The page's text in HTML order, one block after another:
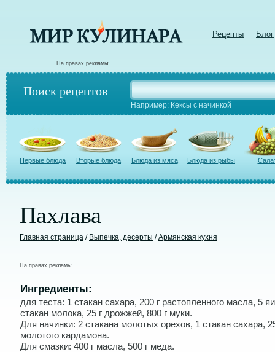
Рецепты Блог
На правах рекламы:
Поиск рецептов
Например: Кексы с начинкой
Первые блюда Вторые блюда Блюда из мяса Блюда из рыбы
Пахлава
Главная страница / Выпечка, десерты /Армянская кухня
На правах рекламы:
Ингредиенты:
для теста: 1 стакан сахара, 200 г растопленного масла, 5
стакан молока, 25 г дрожжей, 800 г муки.
Для начинки: 2 стакана молотых орехов, 1 стакан сахара,
молотого кардамона.
Для смазки: 400 г масла, 500 г меда.